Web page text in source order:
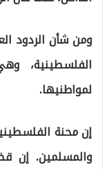
ومن شأن الردود
الفلسطينية،
لمواطنيها.
إن محنة
والمسلمين. إن